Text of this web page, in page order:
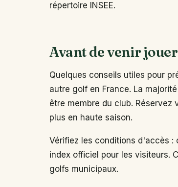
répertoire INSEE.
Avant de venir jouer
Quelques conseils utiles pour
autre golf en France. La
être membre du club.
plus en haute saison.
Vérifiez les conditions d'accès
index officiel pour les visiteurs.
golfs municipaux.